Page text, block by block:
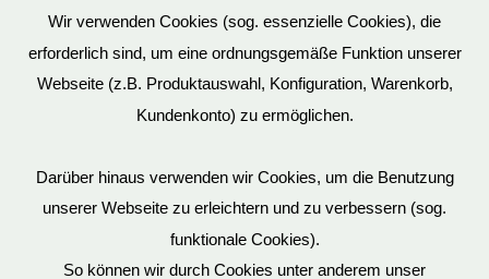
Wir verwenden Cookies (sog. essenzielle Cookies), die
erforderlich sind, um eine ordnungsgemäße Funktion unserer
Webseite (z.B. Produktauswahl, Konfiguration, Warenkorb,
Kundenkonto) zu ermöglichen.
Darüber hinaus verwenden wir Cookies, um die Benutzung
unserer Webseite zu erleichtern und zu verbessern (sog.
funktionale Cookies).
So können wir durch Cookies unter anderem unser